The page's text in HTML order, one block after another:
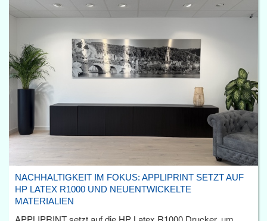
NACHHALTIGKEIT IM FOKUS: APPLIPRINT SETZT AUF
HP LATEX R1000 UND NEUENTWICKELTE
MATERIALIEN